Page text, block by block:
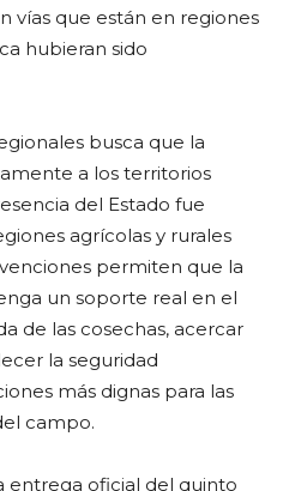
vías que están en regiones
hubieran sido
busca que la
a los territorios
del Estado fue
agrícolas y rurales
permiten que la
un soporte real en el
de las cosechas, acercar
la seguridad
más dignas para las
campo.
entrega oficial del quinto